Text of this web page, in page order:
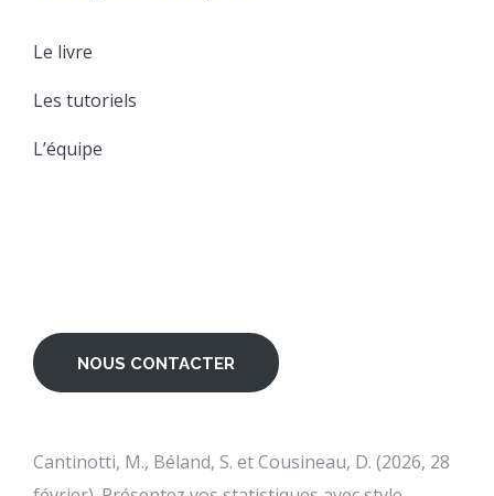
Le livre
Les tutoriels
L’équipe
NOUS CONTACTER
Cantinotti, M., Béland, S. et Cousineau, D. (2026, 28